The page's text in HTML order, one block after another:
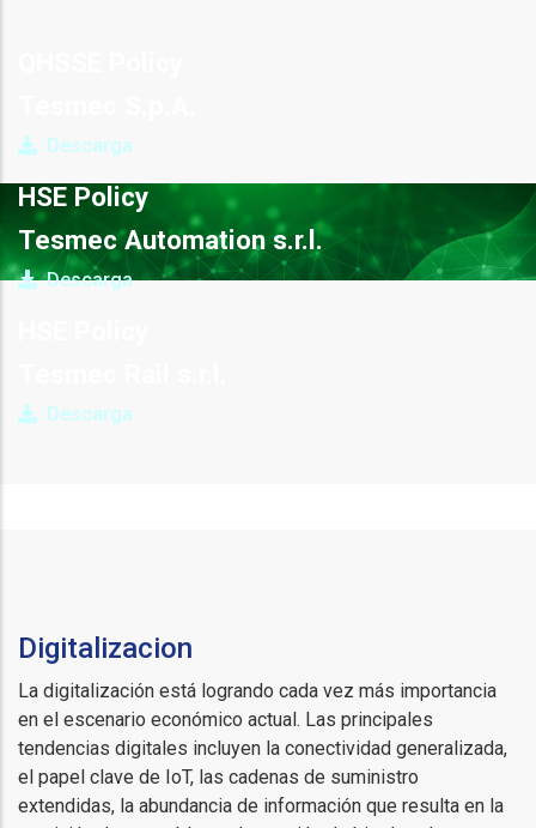
Descarga
HSE Policy
Tesmec Automation s.r.l.
Descarga
Descarga
Digitalizacion
La digitalización está logrando cada vez más importancia
en el escenario económico actual. Las principales
tendencias digitales incluyen la conectividad generalizada,
el papel clave de IoT, las cadenas de suministro
extendidas, la abundancia de información que resulta en la